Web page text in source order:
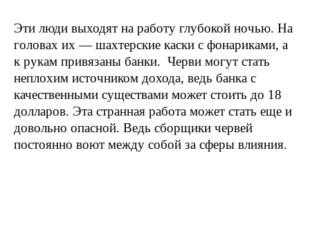
Эти люди выходят на работу глубокой ночью. На
головах их — шахтерские каски с фонариками, а
к рукам привязаны банки. Черви могут стать
неплохим источником дохода, ведь банка с
качественными существами может стоить до 18
долларов. Эта странная работа может стать еще и
довольно опасной. Ведь сборщики червей
постоянно воют между собой за сферы влияния.